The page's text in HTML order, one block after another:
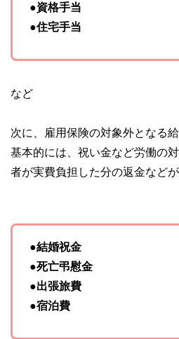
●資格手当
●住宅手当
など
次に、雇用保険の対象外となる
基本的には、祝い金など労働の
者が実費負担した分の返金などが
●結婚祝金
●死亡弔慰金
●出張旅費
●宿泊費